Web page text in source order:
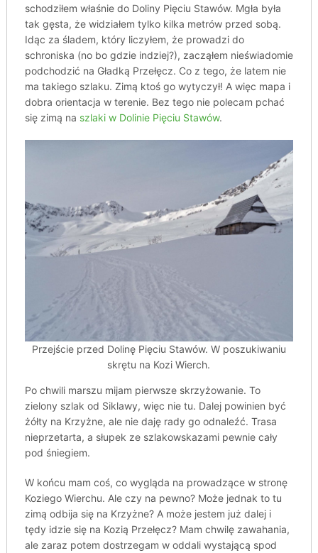
schodziłem właśnie do Doliny Pięciu Stawów. Mgła była
tak gęsta, że widziałem tylko kilka metrów przed sobą.
Idąc za śladem, który liczyłem, że prowadzi do
schroniska (no bo gdzie indziej?), zacząłem nieświadomie
podchodzić na Gładką Przełęcz. Co z tego, że latem nie
ma takiego szlaku. Zimą ktoś go wytyczył! A więc mapa i
dobra orientacja w terenie. Bez tego nie polecam pchać
się zimą na szlaki w Dolinie Pięciu Stawów.
Przejście przed Dolinę Pięciu Stawów. W poszukiwaniu
skrętu na Kozi Wierch.
Po chwili marszu mijam pierwsze skrzyżowanie. To
zielony szlak od Siklawy, więc nie tu. Dalej powinien być
żółty na Krzyżne, ale nie daję rady go odnaleźć. Trasa
nieprzetarta, a słupek ze szlakowskazami pewnie cały
pod śniegiem.
W końcu mam coś, co wygląda na prowadzące w stronę
Koziego Wierchu. Ale czy na pewno? Może jednak to tu
zimą odbija się na Krzyżne? A może jestem już dalej i
tędy idzie się na Kozią Przełęcz? Mam chwilę zawahania,
ale zaraz potem dostrzegam w oddali wystającą spod